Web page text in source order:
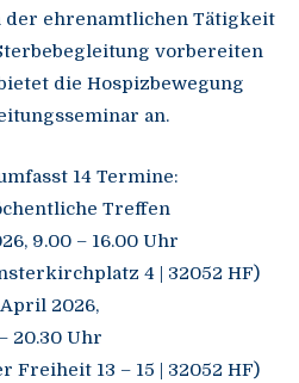
der ehrenamtlichen Tätigkeit
vorbereiten
die Hospizbewegung
an.
14 Termine:
Treffen
9.00 – 16.00 Uhr
4 | 32052 HF)
April 2026,
20.30 Uhr
Freiheit 13 – 15 | 32052 HF)